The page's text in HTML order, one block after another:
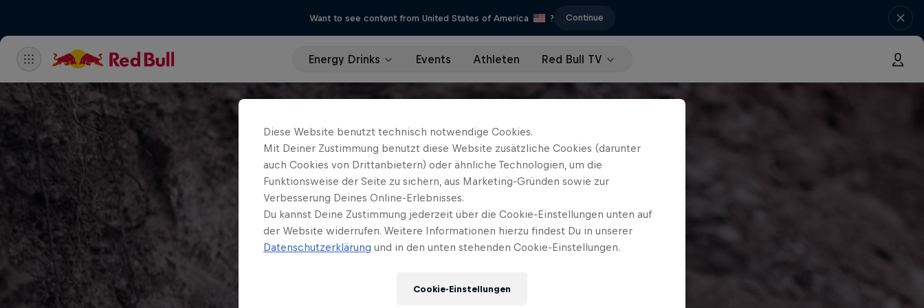
Want to see content from United States of America ? Continue
Energy Drinks Events Athleten Red Bull TV
Diese Website benutzt technisch notwendige Cookies.
Mit Deiner Zustimmung benutzt diese Website zusätzliche Cookies (darunter
auch Cookies von Drittanbietern) oder ähnliche Technologien, um die
Funktionsweise der Seite zu sichern, aus Marketing-Gründen sowie zur
Verbesserung Deines Online-Erlebnisses.
Du kannst Deine Zustimmung jederzeit über die Cookie-Einstellungen unten auf
der Website widerrufen. Weitere Informationen hierzu findest Du in unserer
Datenschutzerklärung und in den unten stehenden Cookie-Einstellungen.
Cookie-Einstellungen